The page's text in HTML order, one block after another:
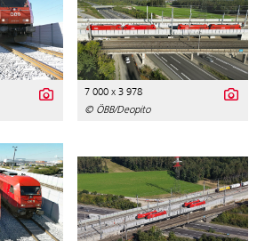
7 000 x 3 978
© ÖBB/Deopito